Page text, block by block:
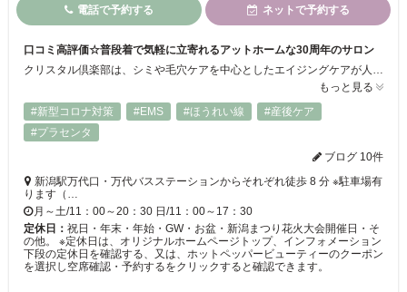
電話で予約する ネットで予約する
口コミ高評価☆普段着で気軽に立寄れるアットホームな30周年のサロン
クリスタル倶楽部は、シミや毛穴ケアを中心としたエイジングケアが人気のサロンです❤ お客様との距離感も近く、心のケアも大切にしているので、いつもサロンには笑い声が絶えません。 全てのお客様に安心して施術を受けて頂く為に、全コースに本コースと同一の、お得❤な体験コースとトライアルコースをご用意！まずは、気軽に体験サービスを受けてみて下さい♪♪
もっと見る
#新型コロナ対策
#EMS #ほうれい線
#産後ケア
#プラセンタ
ブログ 10件
新潟駅万代口・万代バスステーションからそれぞれ徒歩 8 分 ※駐車場有
ります（…
月～土/11：00～20：30 日/11：00～17：30
定休日： 祝日・年末・年始・GW・お盆・新潟まつり花火大会開催日・そ
の他。 ※定休日は、オリジナルホームページトップ、インフォメーション
下段の定休日を確認する、又は、ホットペッパービューティーのクーポン
を選択し空席確認・予約するをクリックすると確認できます。